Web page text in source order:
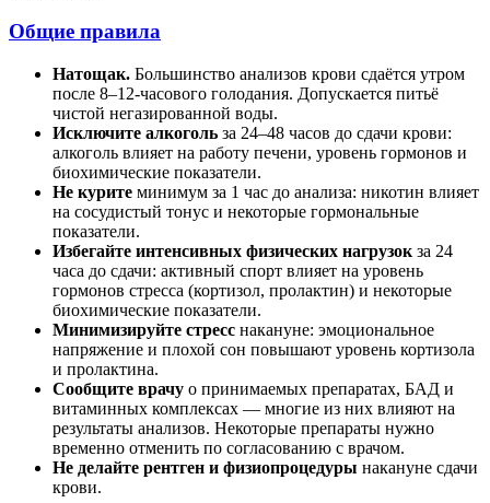
Общие правила
Натощак. Большинство анализов крови сдаётся утром
после 8–12-часового голодания. Допускается питьё
чистой негазированной воды.
Исключите алкоголь за 24–48 часов до сдачи крови:
алкоголь влияет на работу печени, уровень гормонов и
биохимические показатели.
Не курите минимум за 1 час до анализа: никотин влияет
на сосудистый тонус и некоторые гормональные
показатели.
Избегайте интенсивных физических нагрузок за 24
часа до сдачи: активный спорт влияет на уровень
гормонов стресса (кортизол, пролактин) и некоторые
биохимические показатели.
Минимизируйте стресс накануне: эмоциональное
напряжение и плохой сон повышают уровень кортизола
и пролактина.
Сообщите врачу о принимаемых препаратах, БАД и
витаминных комплексах — многие из них влияют на
результаты анализов. Некоторые препараты нужно
временно отменить по согласованию с врачом.
Не делайте рентген и физиопроцедуры накануне сдачи
крови.